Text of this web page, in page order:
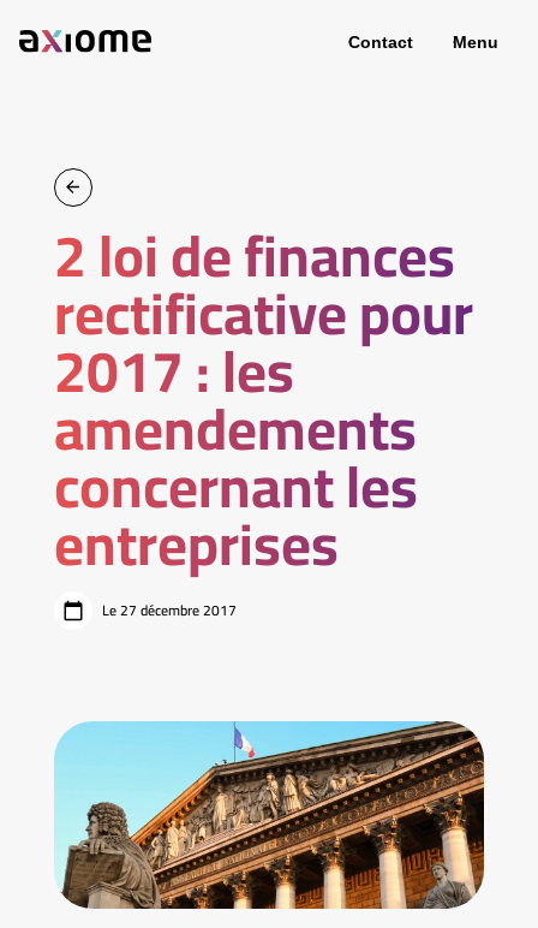
Contact Menu
2 loi de finances
rectificative pour
2017 : les
amendements
concernant les
entreprises
Le 27 décembre 2017